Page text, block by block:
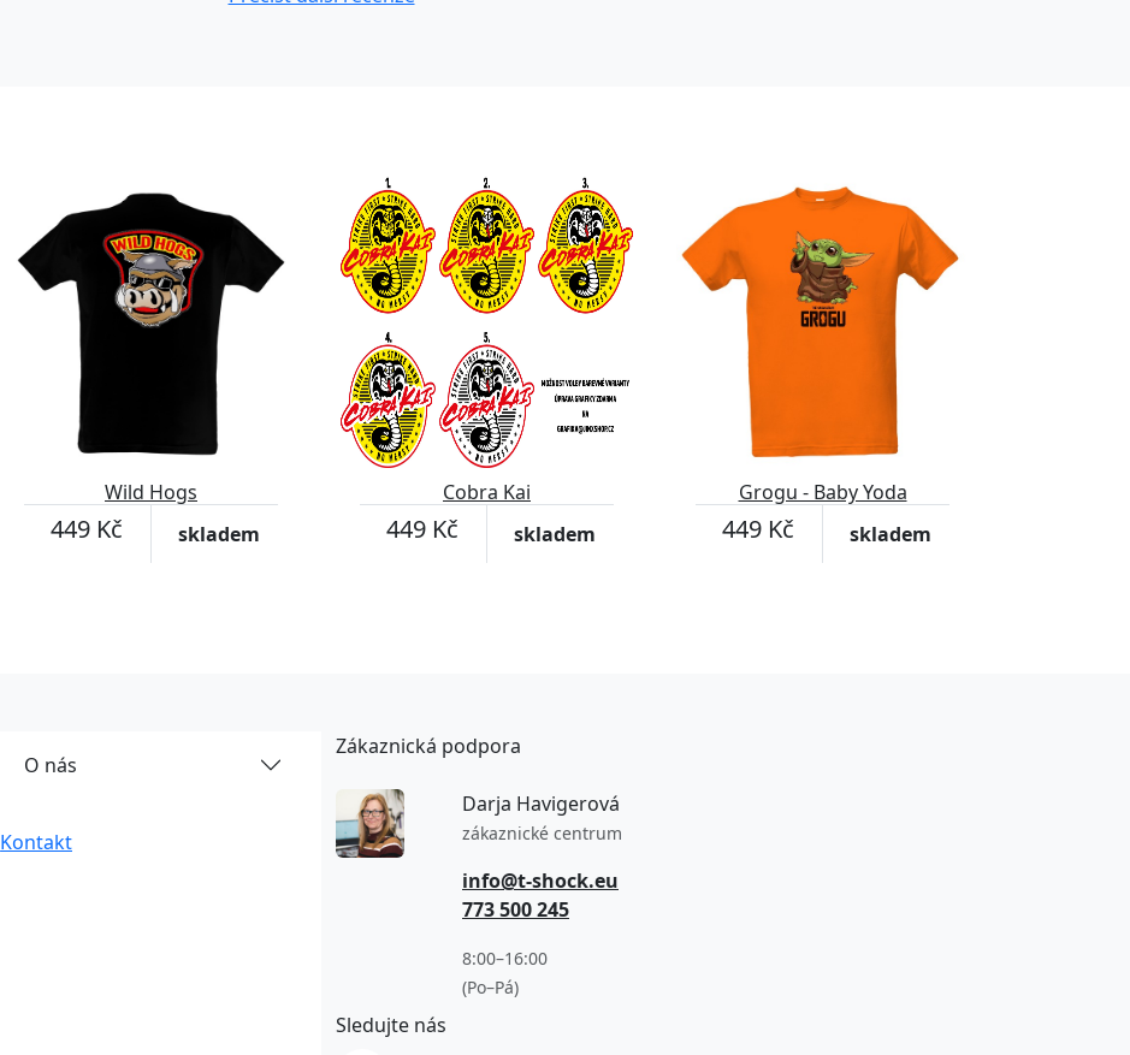
Wild Hogs
449 Kč skladem
Cobra Kai
449 Kč skladem
Grogu - Baby Yoda
449 Kč skladem
O nás
Kontakt
Zákaznická podpora
Darja Havigerová
zákaznické centrum
info@t-shock.eu
773 500 245
8:00–16:00
(Po–Pá)
Sledujte nás